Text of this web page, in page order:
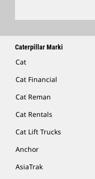
Caterpillar Marki
Cat
Cat Financial
Cat Reman
Cat Rentals
Cat Lift Trucks
Anchor
AsiaTrak